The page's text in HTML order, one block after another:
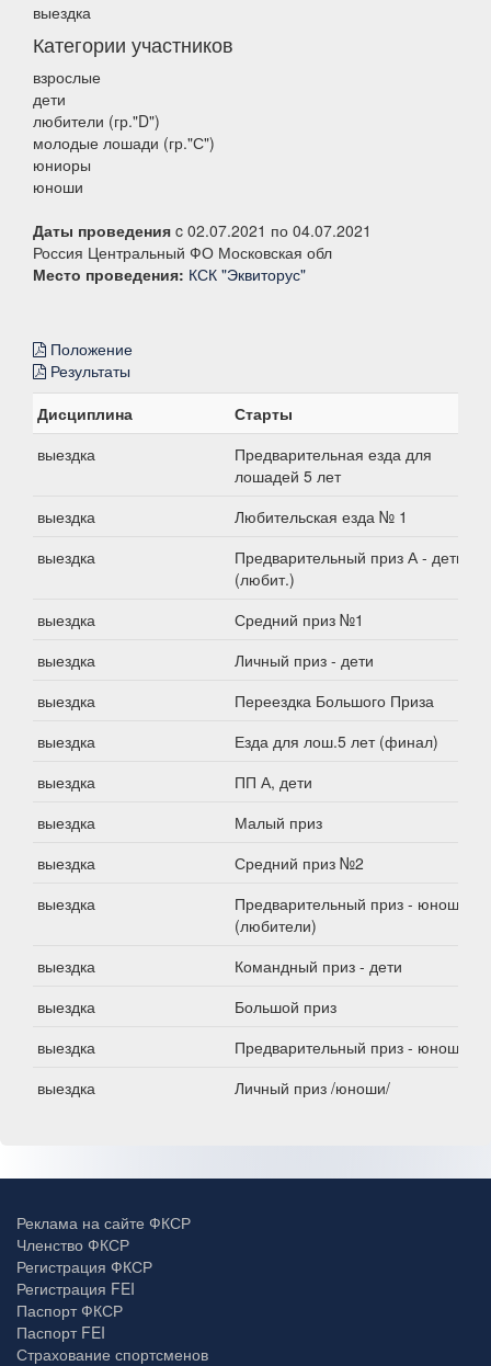
выездка
Категории участников
взрослые
дети
любители (гр."D")
молодые лошади (гр."С")
юниоры
юноши
Даты проведения c 02.07.2021 по 04.07.2021
Россия Центральный ФО Московская обл
Место проведения: КСК "Эквиторус"
Положение
Результаты
Дисциплина
Старты
выездка
Предварительная езда для
лошадей 5 лет
выездка
Любительская езда № 1
выездка
Предварительный приз А - дети
(любит.)
выездка
Средний приз №1
выездка
Личный приз - дети
выездка
Переездка Большого Приза
выездка
Езда для лош.5 лет (финал)
выездка
ПП А, дети
выездка
Малый приз
выездка
Средний приз №2
выездка
Предварительный приз - юноши
(любители)
выездка
Командный приз - дети
выездка
Большой приз
выездка
Предварительный приз - юноши
выездка
Личный приз /юноши/
Реклама на сайте ФКСР
Членство ФКСР
Регистрация ФКСР
Регистрация FEI
Паспорт ФКСР
Паспорт FEI
Страхование спортсменов